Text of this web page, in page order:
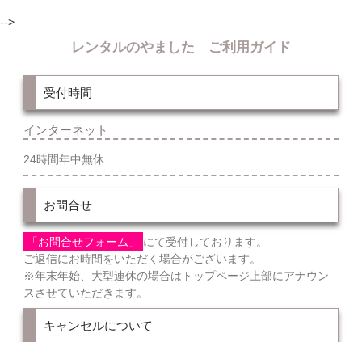
-->
レンタルのやました ご利用ガイド
受付時間
インターネット
24時間年中無休
お問合せ
「お問合せフォーム」
にて受付しております。
ご返信にお時間をいただく場合がございます。
※年末年始、大型連休の場合はトップページ上部にアナウン
スさせていただきます。
キャンセルについて